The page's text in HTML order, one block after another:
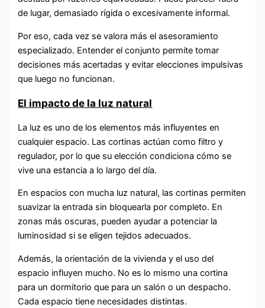
de lugar, demasiado rígida o excesivamente informal.
Por eso, cada vez se valora más el asesoramiento
especializado. Entender el conjunto permite tomar
decisiones más acertadas y evitar elecciones impulsivas
que luego no funcionan.
El impacto de la luz natural
La luz es uno de los elementos más influyentes en
cualquier espacio. Las cortinas actúan como filtro y
regulador, por lo que su elección condiciona cómo se
vive una estancia a lo largo del día.
En espacios con mucha luz natural, las cortinas permiten
suavizar la entrada sin bloquearla por completo. En
zonas más oscuras, pueden ayudar a potenciar la
luminosidad si se eligen tejidos adecuados.
Además, la orientación de la vivienda y el uso del
espacio influyen mucho. No es lo mismo una cortina
para un dormitorio que para un salón o un despacho.
Cada espacio tiene necesidades distintas.